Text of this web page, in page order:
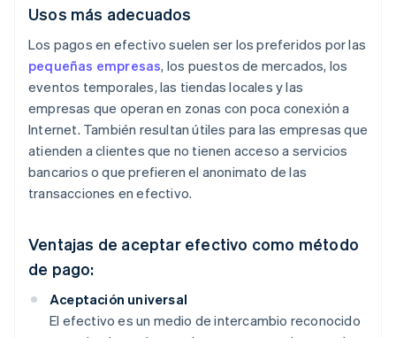
Usos más adecuados
Los pagos en efectivo suelen ser los preferidos por las
pequeñas empresas, los puestos de mercados, los
eventos temporales, las tiendas locales y las
empresas que operan en zonas con poca conexión a
Internet. También resultan útiles para las empresas que
atienden a clientes que no tienen acceso a servicios
bancarios o que prefieren el anonimato de las
transacciones en efectivo.
Ventajas de aceptar efectivo como método
de pago:
Aceptación universal
El efectivo es un medio de intercambio reconocido